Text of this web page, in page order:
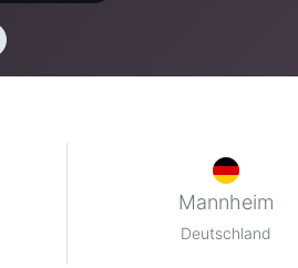
Mannheim
Deutschland